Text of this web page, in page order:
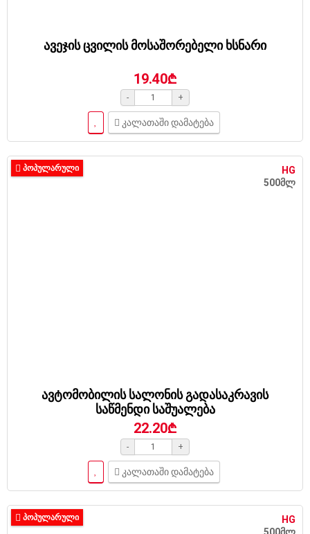
ავეჯის ცვილის მოსაშორებელი ხსნარი
19.40₾
- +
კალათაში დამატება
HG
500მლ
ᲞᲝᲞᲣᲚᲐᲠᲣᲚᲘ
ავტომობილის სალონის გადასაკრავის
საწმენდი საშუალება
22.20₾
- +
კალათაში დამატება
HG
500მლ
ᲞᲝᲞᲣᲚᲐᲠᲣᲚᲘ